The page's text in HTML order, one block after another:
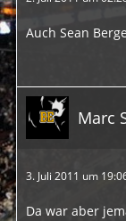
Auch Sean
Marc
3. Juli 2011 um
Da war aber